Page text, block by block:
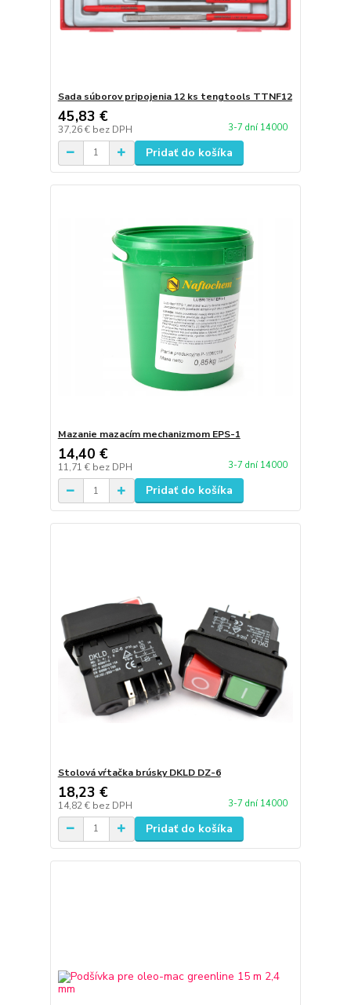
Sada súborov pripojenia 12 ks tengtools TTNF12
45,83 €
37,26 € bez DPH 3-7 dní 14000
Pridať do košíka
Mazanie mazacím mechanizmom EPS-1
14,40 €
11,71 € bez DPH 3-7 dní 14000
Pridať do košíka
Stolová vŕtačka brúsky DKLD DZ-6
18,23 €
14,82 € bez DPH 3-7 dní 14000
Pridať do košíka